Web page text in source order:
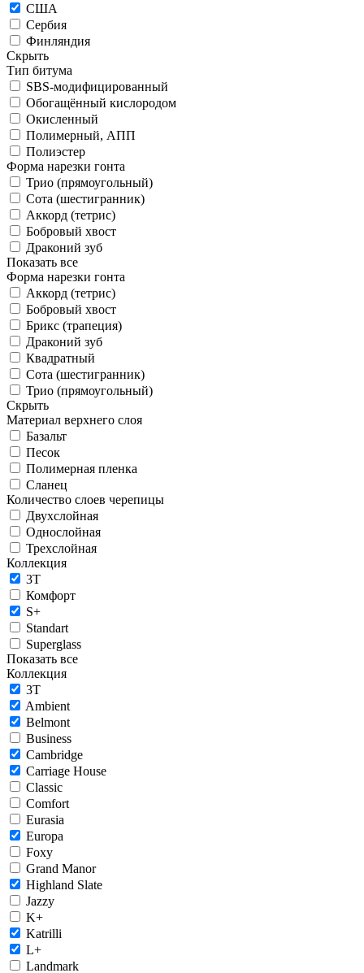
США
Сербия
Финляндия
Скрыть
Тип битума
SBS-модифицированный
Обогащённый кислородом
Окисленный
Полимерный, АПП
Полиэстер
Форма нарезки гонта
Трио (прямоугольный)
Сота (шестигранник)
Аккорд (тетрис)
Бобровый хвост
Драконий зуб
Показать все
Форма нарезки гонта
Аккорд (тетрис)
Бобровый хвост
Брикс (трапеция)
Драконий зуб
Квадратный
Сота (шестигранник)
Трио (прямоугольный)
Скрыть
Материал верхнего слоя
Базальт
Песок
Полимерная пленка
Сланец
Количество слоев черепицы
Двухслойная
Однослойная
Трехслойная
Коллекция
3T
Комфорт
S+
Standart
Superglass
Показать все
Коллекция
3T
Ambient
Belmont
Business
Cambridge
Carriage House
Classic
Comfort
Eurasia
Europa
Foxy
Grand Manor
Highland Slate
Jazzy
K+
Katrilli
L+
Landmark